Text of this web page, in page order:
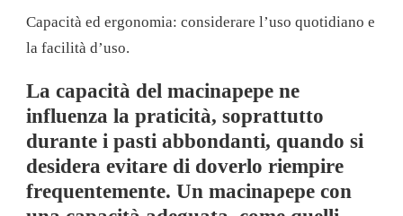
Capacità ed ergonomia: considerare l’uso quotidiano e
la facilità d’uso.
La capacità del macinapepe ne
influenza la praticità, soprattutto
durante i pasti abbondanti, quando si
desidera evitare di doverlo riempire
frequentemente. Un macinapepe con